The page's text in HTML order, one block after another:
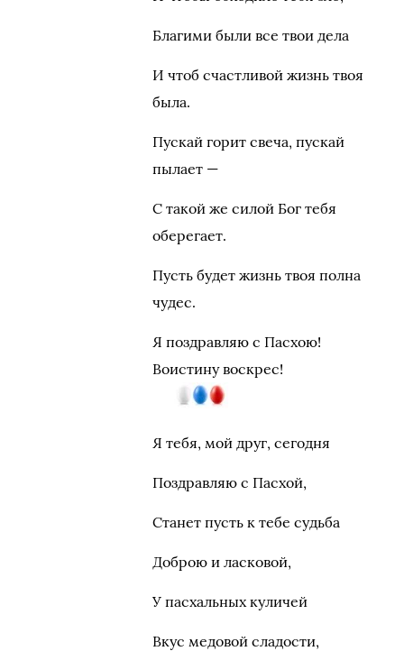
Благими были все твои дела
И чтоб счастливой жизнь твоя
была.
Пускай горит свеча, пускай
пылает —
С такой же силой Бог тебя
оберегает.
Пусть будет жизнь твоя полна
чудес.
Я поздравляю с Пасхою!
Воистину воскрес!
Я тебя, мой друг, сегодня
Поздравляю с Пасхой,
Станет пусть к тебе судьба
Доброю и ласковой,
У пасхальных куличей
Вкус медовой сладости,